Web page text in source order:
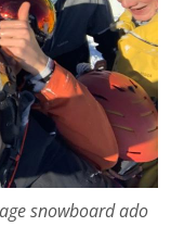
snowboard ado